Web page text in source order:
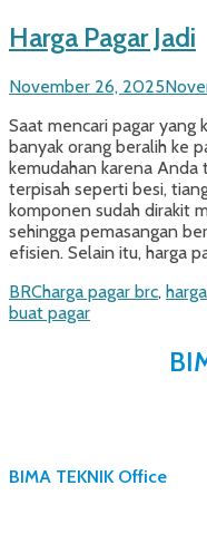
Harga Pagar Jadi
Posted
November 26, 2025
Saat mencari pagar yang
banyak orang beralih ke
kemudahan karena
terpisah seperti besi,
komponen sudah dirakit
sehingga pemasangan
efisien. Selain itu, harga
Categories
BRCTags
harga pagar brc,
buat pagar
BIMA TEKNIK Office